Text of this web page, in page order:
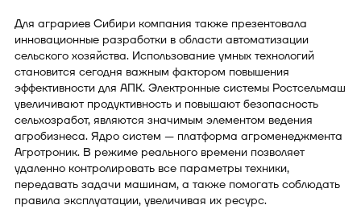
Для аграриев Сибири компания также презентовала
инновационные разработки в области автоматизации
сельского хозяйства. Использование умных технологий
становится сегодня важным фактором повышения
эффективности для АПК. Электронные системы Ростсельмаш
увеличивают продуктивность и повышают безопасность
сельхозработ, являются значимым элементом ведения
агробизнеса. Ядро систем — платформа агроменеджмента
Агротроник. В режиме реального времени позволяет
удаленно контролировать все параметры техники,
передавать задачи машинам, а также помогать соблюдать
правила эксплуатации, увеличивая их ресурс.